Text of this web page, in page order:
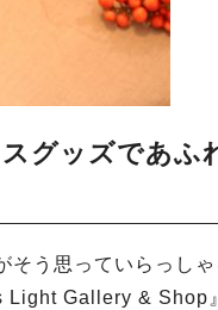
グッズであふ
う思っていらっしゃ
Light Gallery & Shop